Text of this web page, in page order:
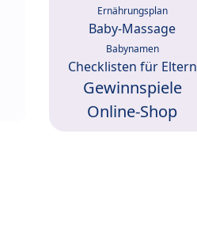
Ernährungsplan
Baby-Massage
Babynamen
Checklisten für Eltern
Gewinnspiele
Online-Shop